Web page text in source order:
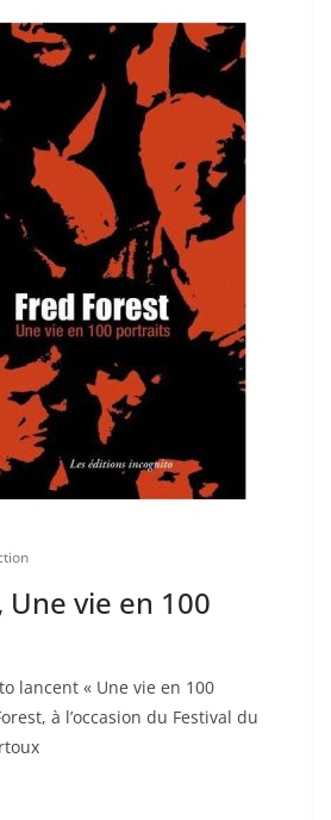
Une vie en 100
lancent « Une vie en 100
à l’occasion du Festival du